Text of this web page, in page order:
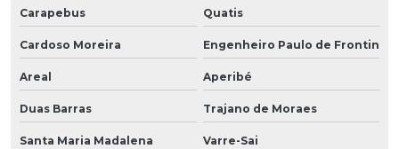
Carapebus Quatis
Cardoso Moreira Engenheiro Paulo de Frontin
Areal Aperibé
Duas Barras Trajano de Moraes
Santa Maria Madalena Varre-Sai